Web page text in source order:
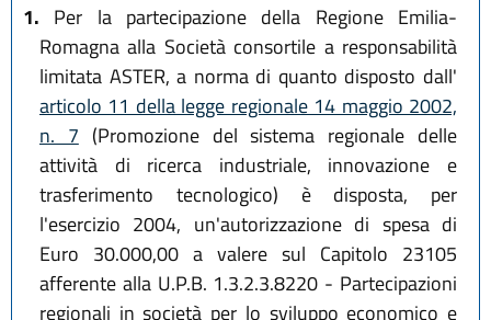
1. Per la partecipazione della Regione Emilia-
Romagna alla Società consortile a responsabilità
limitata ASTER, a norma di quanto disposto dall'
articolo 11 della legge regionale 14 maggio 2002,
n. 7 (Promozione del sistema regionale delle
attività di ricerca industriale, innovazione e
trasferimento tecnologico) è disposta, per
l'esercizio 2004, un'autorizzazione di spesa di
Euro 30.000,00 a valere sul Capitolo 23105
afferente alla U.P.B. 1.3.2.3.8220 - Partecipazioni
regionali in società per lo sviluppo economico e